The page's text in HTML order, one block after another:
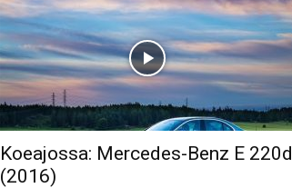
Koeajossa: Mercedes-Benz E 220d
(2016)